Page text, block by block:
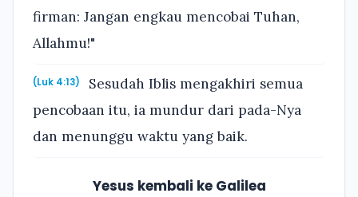
firman: Jangan engkau mencobai Tuhan,
Allahmu!"
(Luk 4:13)
Sesudah Iblis mengakhiri semua
pencobaan itu, ia mundur dari pada-Nya
dan menunggu waktu yang baik.
Yesus kembali ke Galilea